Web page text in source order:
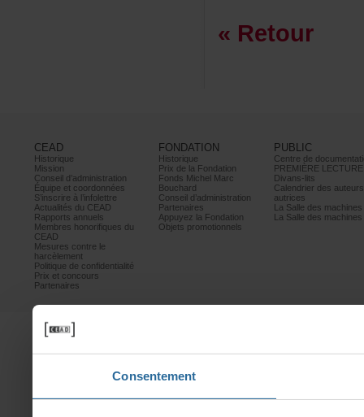
Consentement
«Retour
CEAD
Historique
Mission
Conseild’administration
Équipeetcoordonnées
S’inscrireàl’infolettre
ActualitésduCEAD
Rapportsannuels
Membreshonorifiquesdu
CEAD
Mesurescontrele
harcèlement
Politiquedeconfidentialité
Prixetconcours
Partenaires
FONDATION
Historique
PrixdelaFondation
FondsMichelMarc
Bouchard
Conseild’administration
Partenaires
AppuyezlaFondation
Objetspromotionnels
PUBLIC
PREMIÈRELECTURE
Divans-lits
autrices